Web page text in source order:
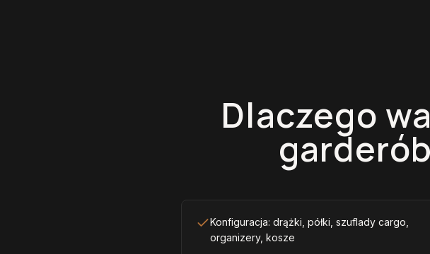
Dlaczego
Konfiguracja: drążki, półki, szuflady cargo,
organizery, kosze